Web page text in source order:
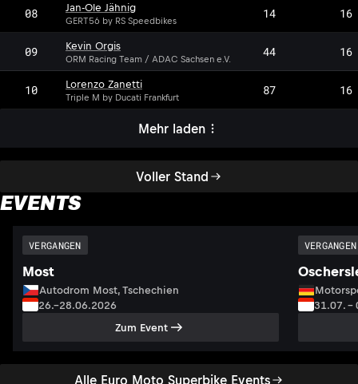
Voller Stand
08 Jan-Ole Jähnig
GERT56 by RS Speedbikes 14 16
09 Kevin Orgis
ORM Racing Team / ADAC Sachsen e.V. 44 16
10 Lorenzo Zanetti
Triple M by Ducati Frankfurt 87 16
Mehr laden
EVENTS
Alle Euro Moto Superbike Events
VERGANGEN
Most
Autodrom Most, Tschechien
26.–28.06.2026
Zum Event
VERGANGEN
31.07. –